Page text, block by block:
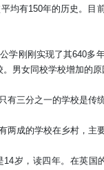
均有150年的历史。目
学刚刚实现了其640多
男女同校学校增加的
有三分之一的学校是传
成的学校在乡村，主
14岁，读四年。在英国